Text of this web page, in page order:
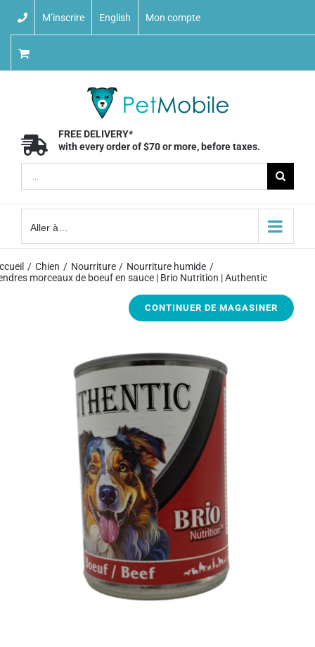
content
M’inscrire English Mon compte
FREE DELIVERY*
with every order of $70 or more, before taxes.
sur
le
site
Aller à…
Chien Nourriture
Nourriture humide
morceaux de boeuf en sauce | Brio Nutrition | Authentic
CONTINUER DE MAGASINER